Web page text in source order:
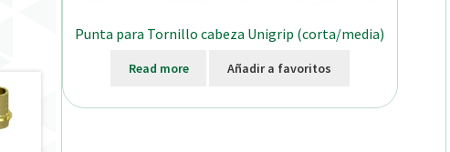
Punta para Tornillo cabeza Unigrip (corta/media)
Read more Añadir a favoritos